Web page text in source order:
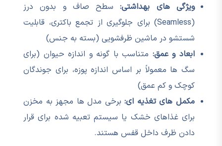
ویژگی های بهداشتی:سطح صاف و بدون درز
(Seamless) برای جلوگیری از تجمع باکتری، قابلیت
شستشو در ماشین ظرفشویی (بسته به جنس)
ابعاد و عمق: متناسب با گونه و اندازه حیوان (برای
سگ ها معمولاً بر اساس اندازه پوزه، برای جوندگان
کوچک و کم عمق)
مکمل های تغذیه ای:برخی مدل ها مجهز به مخزن
برای غذاهای خشک یا سیستم تعبیه شده برای قرار
دادن ظرف داخل قفس هستند.